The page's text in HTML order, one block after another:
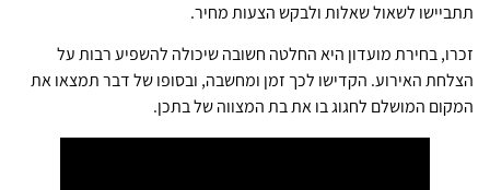
תתביישו לשאול שאלות ולבקש הצעות מחיר.
זכרו, בחירת מועדון היא החלטה חשובה שיכולה להשפיע רבות על
הצלחת האירוע. הקדישו לכך זמן ומחשבה, ובסופו של דבר תמצאו את
המקום המושלם לחגוג בו את בת המצווה של בתכן.